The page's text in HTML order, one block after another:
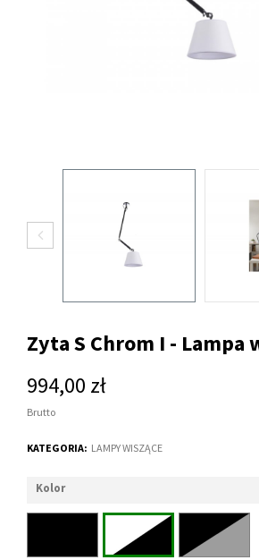
Zyta S Chrom I - Lampa
994,00 zł
Brutto
KATEGORIA: LAMPY WISZĄCE
Kolor